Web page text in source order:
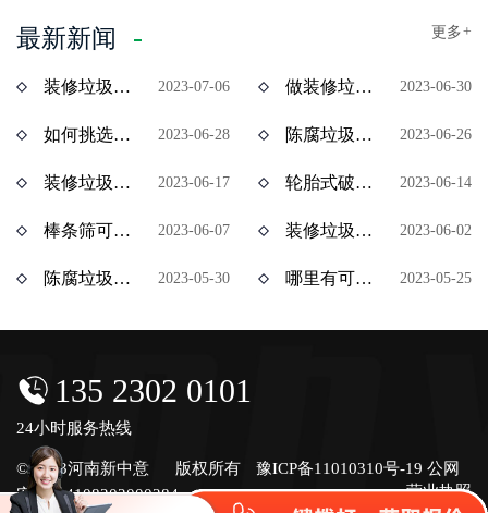
最新新闻 更多+
装修垃圾风选机分选效果怎么样？价格多少？ 2023-07-06 做装修垃圾资源化处理项目挣钱吗？装修垃圾设备价格多少？ 2023-06-30
如何挑选陈腐垃圾分拣设备？多少钱一台？ 2023-06-28 陈腐垃圾如何资源化处理？陈腐垃圾处理设备有哪些？ 2023-06-26
装修垃圾处理用什么设备效果好？多少钱一台？ 2023-06-17 轮胎式破碎机与履带式破碎机有什么区别？ 价格分别是多少？ 2023-06-14
棒条筛可以处理装修垃圾吗？棒条筛设备多少钱？ 2023-06-07 装修垃圾属于建筑垃圾吗？处理装修垃圾用什么设备比较合适？ 2023-06-02
陈腐垃圾处理赚钱吗？陈腐垃圾全套设备多少钱？ 2023-05-30 哪里有可以分期付款的装修垃圾设备？装修垃圾处理设备分期多少钱？ 2023-05-25
135 2302 0101
24小时服务热线
© 2023河南新中意 版权所有 豫ICP备11010310号-19 公网
安备号4108202000284
营业执照